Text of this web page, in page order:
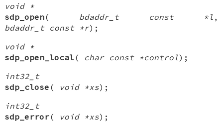
void *
sdp_open( bdaddr_t const *l ,
bdaddr_t const *r);
void *
sdp_open_local ( char const *control );
int32_t
sdp_close ( void *xs);
int32_t
sdp_error( void *xs);